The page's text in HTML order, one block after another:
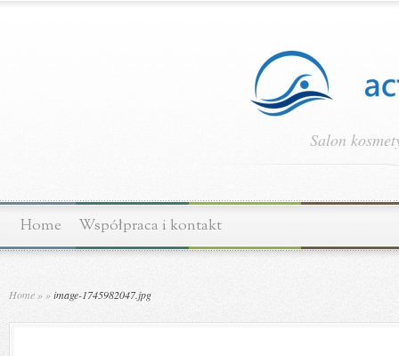
Salon
Home Współpraca i kontakt
Home » »image-1745982047.jpg